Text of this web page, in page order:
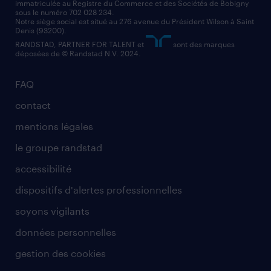
comptable
FAQ
contact
mentions légales
le groupe randstad
accessibilité
dispositifs d'alertes professionnelles
soyons vigilants
données personnelles
gestion des cookies
immatriculée au Registre du Commerce et des Sociétés de Bobigny
sous le numéro 702 028 234.
Notre siège social est situé au 276 avenue du Président Wilson à Saint
Denis (93200).
RANDSTAD, PARTNER FOR TALENT et
sont des marques
déposées de © Randstad N.V. 2024.